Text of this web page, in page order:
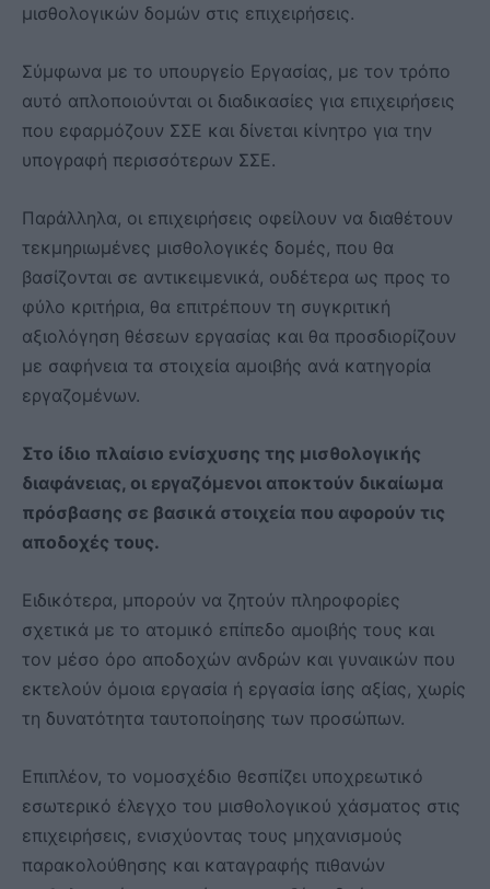
μισθολογικών δομών στις επιχειρήσεις.
Σύμφωνα με το υπουργείο Εργασίας, με τον τρόπο
αυτό απλοποιούνται οι διαδικασίες για επιχειρήσεις
που εφαρμόζουν ΣΣΕ και δίνεται κίνητρο για την
υπογραφή περισσότερων ΣΣΕ.
Παράλληλα, οι επιχειρήσεις οφείλουν να διαθέτουν
τεκμηριωμένες μισθολογικές δομές, που θα
βασίζονται σε αντικειμενικά, ουδέτερα ως προς το
φύλο κριτήρια, θα επιτρέπουν τη συγκριτική
αξιολόγηση θέσεων εργασίας και θα προσδιορίζουν
με σαφήνεια τα στοιχεία αμοιβής ανά κατηγορία
εργαζομένων.
Στο ίδιο πλαίσιο ενίσχυσης της μισθολογικής
διαφάνειας, οι εργαζόμενοι αποκτούν δικαίωμα
πρόσβασης σε βασικά στοιχεία που αφορούν τις
αποδοχές τους.
Ειδικότερα, μπορούν να ζητούν πληροφορίες
σχετικά με το ατομικό επίπεδο αμοιβής τους και
τον μέσο όρο αποδοχών ανδρών και γυναικών που
εκτελούν όμοια εργασία ή εργασία ίσης αξίας, χωρίς
τη δυνατότητα ταυτοποίησης των προσώπων.
Επιπλέον, το νομοσχέδιο θεσπίζει υποχρεωτικό
εσωτερικό έλεγχο του μισθολογικού χάσματος στις
επιχειρήσεις, ενισχύοντας τους μηχανισμούς
παρακολούθησης και καταγραφής πιθανών